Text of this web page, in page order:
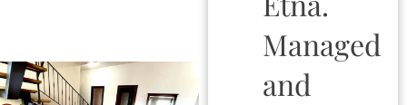
Managed
and